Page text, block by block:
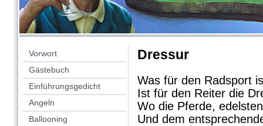
Vorwort
Gästebuch
Einführungsgedicht
Angeln
Ballooning
Dressur
Was für den Radsport
Ist für den Reiter die
Wo die Pferde,
Und dem